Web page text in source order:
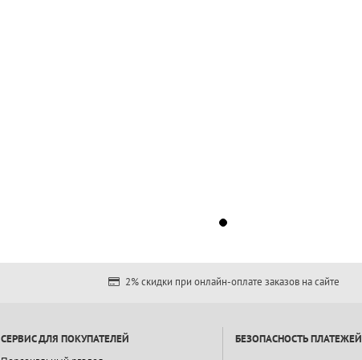
2% скидки при онлайн-оплате заказов на сайте
СЕРВИС ДЛЯ ПОКУПАТЕЛЕЙ
БЕЗОПАСНОСТЬ ПЛАТЕЖЕЙ